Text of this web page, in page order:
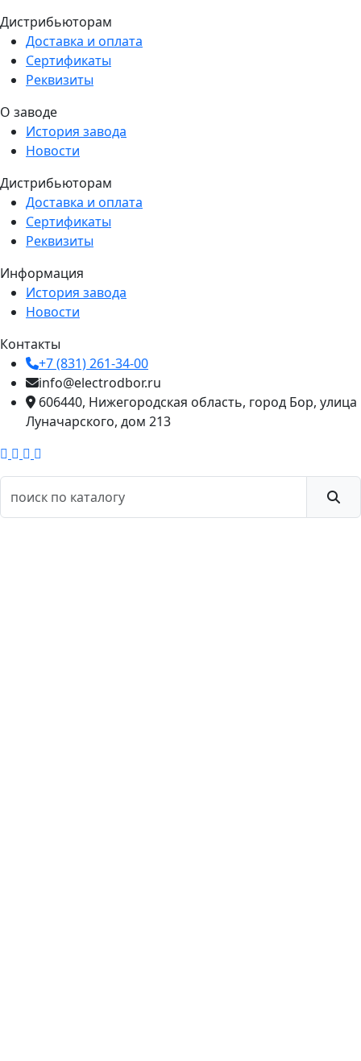
Дистрибьюторам
Доставка и оплата
Сертификаты
Реквизиты
О заводе
История завода
Новости
Дистрибьюторам
Доставка и оплата
Сертификаты
Реквизиты
Информация
История завода
Новости
Контакты
+7 (831) 261-34-00
info@electrodbor.ru
606440, Нижегородская область, город Бор, улица
Луначарского, дом 213